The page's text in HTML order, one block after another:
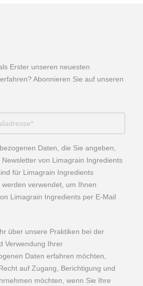
Erster unseren neuesten
Abonnieren Sie auf unseren
Daten, die Sie angeben,
von Limagrain Ingredients
für Limagrain Ingredients
werden verwendet, um Ihnen
Limagrain Ingredients per E-Mail
über unsere Praktiken bei der
Verwendung Ihrer
Daten erfahren möchten,
auf Zugang, Berichtigung und
möchten, wenn Sie Ihre